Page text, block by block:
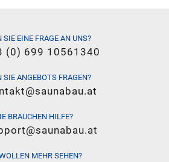
SIE EINE FRAGE AN UNS?
(0) 699 10561340
SIE ANGEBOTS FRAGEN?
BRAUCHEN HILFE?
MEHR SEHEN?